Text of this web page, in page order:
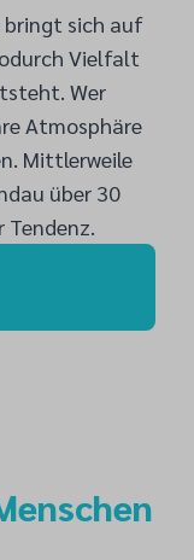
bringt sich auf
Vielfalt
Wer
Atmosphäre
Mittlerweile
über 30
Tendenz.